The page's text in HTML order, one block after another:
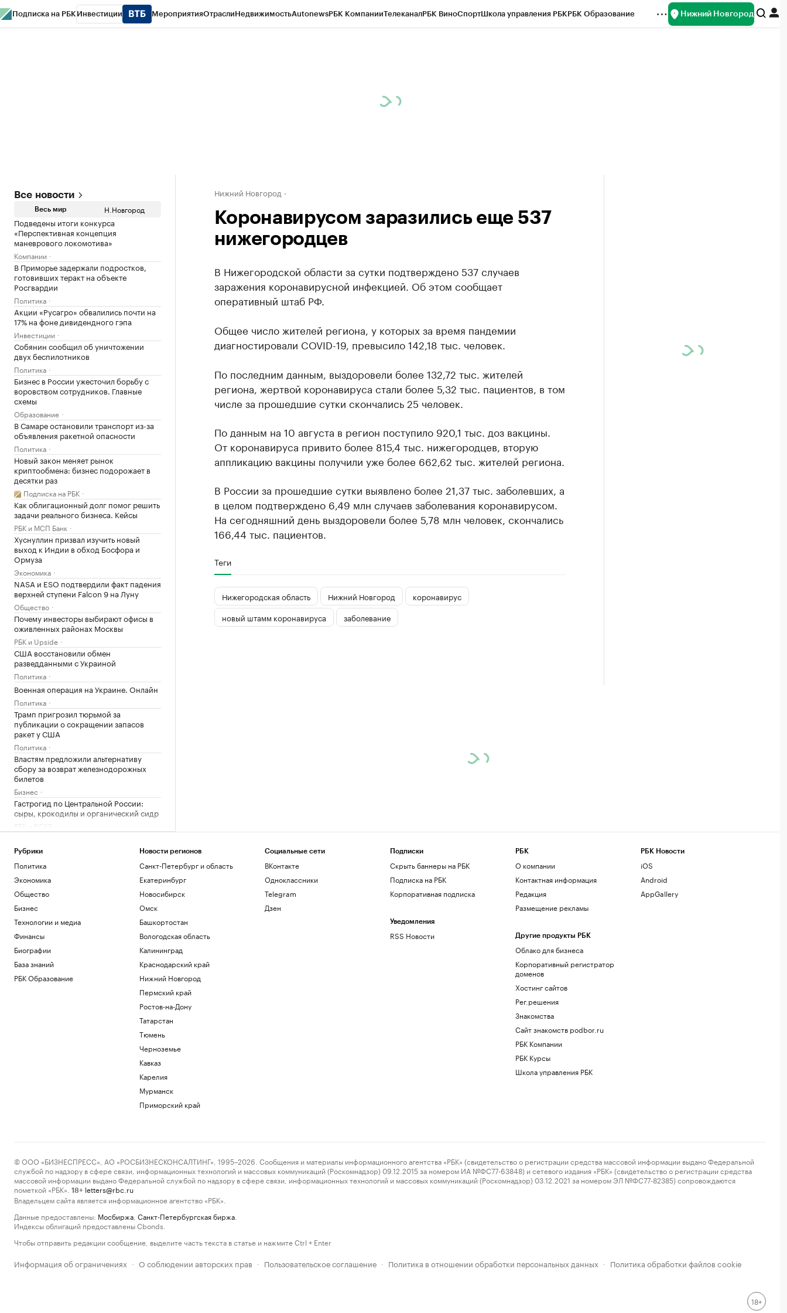
Подписка на РБК Инвестиции МероприятияОтраслиНедвижимостьAutonewsРБК КомпанииТелеканалРБК ВиноСпортШкола управления РБКРБК Образование Нижний Новгород
Все новости
Весь мир Н.Новгород
Подведены итоги конкурса
«Перспективная концепция
маневрового локомотива»
Компании
В Приморье задержали подростков,
готовивших теракт на объекте
Росгвардии
Политика
Акции «Русагро» обвалились почти на
17% на фоне дивидендного гэпа
Инвестиции
Собянин сообщил об уничтожении
двух беспилотников
Политика
Бизнес в России ужесточил борьбу с
воровством сотрудников. Главные
схемы
Образование
В Самаре остановили транспорт из-за
объявления ракетной опасности
Политика
Новый закон меняет рынок
криптообмена: бизнес подорожает в
десятки раз
Подписка на РБК
Как облигационный долг помог решить
задачи реального бизнеса. Кейсы
РБК и МСП Банк
Хуснуллин призвал изучить новый
выход к Индии в обход Босфора и
Ормуза
Экономика
NASA и ESO подтвердили факт падения
верхней ступени Falcon 9 на Луну
Общество
Почему инвесторы выбирают офисы в
оживленных районах Москвы
РБК и Upside
США восстановили обмен
разведданными с Украиной
Политика
Военная операция на Украине. Онлайн
Политика
Трамп пригрозил тюрьмой за
публикации о сокращении запасов
ракет у США
Политика
Властям предложили альтернативу
сбору за возврат железнодорожных
билетов
Бизнес
Гастрогид по Центральной России:
сыры, крокодилы и органический сидр
РБК и РСХБ
зарубежных заказчиков в 2026-м
Консультант топ-менеджеров рассказал
об «открытии» в работе с CEO
РАДИО
Бизнес
В России разработали национальный
стандарт для синтетических данных
Подписка на РБК
Причиной авиакатастрофы в США
стало испытание военными глушителя
Общество
Нижний Новгород
Коронавирусом заразились еще 537
нижегородцев
В Нижегородской области за сутки подтверждено 537 случаев
заражения коронавирусной инфекцией. Об этом сообщает
оперативный штаб РФ.
Общее число жителей региона, у которых за время пандемии
диагностировали COVID-19, превысило 142,18 тыс. человек.
По последним данным, выздоровели более 132,72 тыс. жителей
региона, жертвой коронавируса стали более 5,32 тыс. пациентов, в том
числе за прошедшие сутки скончались 25 человек.
По данным на 10 августа в регион поступило 920,1 тыс. доз вакцины.
От коронавируса привито более 815,4 тыс. нижегородцев, вторую
аппликацию вакцины получили уже более 662,62 тыс. жителей региона.
В России за прошедшие сутки выявлено более 21,37 тыс. заболевших, а
в целом подтверждено 6,49 млн случаев заболевания коронавирусом.
На сегодняшний день выздоровели более 5,78 млн человек, скончались
166,44 тыс. пациентов.
Теги
Нижегородская область Нижний Новгород
коронавирус
новый штамм коронавируса
заболевание
Рубрики
Политика
Экономика
Общество
Бизнес
Технологии и медиа
Финансы
Биографии
База знаний
РБК Образование
Новости регионов
Санкт-Петербург и область
Екатеринбург
Новосибирск
Омск
Башкортостан
Вологодская область
Калининград
Краснодарский край
Нижний Новгород
Пермский край
Ростов-на-Дону
Татарстан
Тюмень
Черноземье
Кавказ
Карелия
Мурманск
Приморский край
Социальные сети
ВКонтакте
Одноклассники
Telegram
Дзен
Подписки
Скрыть баннеры на РБК
Подписка на РБК
Корпоративная подписка
Уведомления
RSS Новости
РБК
О компании
Контактная информация
Редакция
Размещение рекламы
Другие продукты РБК
Облако для бизнеса
Корпоративный регистратор
доменов
Хостинг сайтов
Рег.решения
Знакомства
Сайт знакомств podbor.ru
РБК Компании
РБК Курсы
Школа управления РБК
РБК Новости
iOS
Android
AppGallery
© ООО «БИЗНЕСПРЕСС», АО «РОСБИЗНЕСКОНСАЛТИНГ», 1995–2026. Сообщения и материалы информационного агентства «РБК» (свидетельство о регистрации средства массовой информации выдано Федеральной
службой по надзору в сфере связи, информационных технологий и массовых коммуникаций (Роскомнадзор) 09.12.2015 за номером ИА №ФС77-63848) и сетевого издания «РБК» (свидетельство о регистрации средства
массовой информации выдано Федеральной службой по надзору в сфере связи, информационных технологий и массовых коммуникаций (Роскомнадзор) 03.12.2021 за номером ЭЛ №ФС77-82385) сопровождаются
пометкой «РБК».
18+ letters@rbc.ru
Владельцем сайта является информационное агентство «РБК».
Данные предоставлены: Мосбиржа Санкт-Петербургская биржа
Индексы облигаций предоставлены Cbonds.
Чтобы отправить редакции сообщение, выделите часть текста в статье и нажмите Ctrl + Enter
Информация об ограничениях · О соблюдении авторских прав · Пользовательское соглашение · Политика в отношении обработки персональных данных · Политика обработки файлов cookie
18+